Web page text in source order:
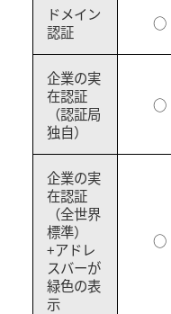
ドメイン
認証
○
企業の実
在認証
（認証局
独自）
○
企業の実
在認証
（全世界
標準）
+アドレ
スバーが
緑色の表
示
○